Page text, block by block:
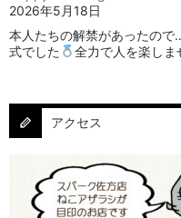
2026年5月18日
本人たちの解禁があったので
式でした
全力で人を楽し
アクセス